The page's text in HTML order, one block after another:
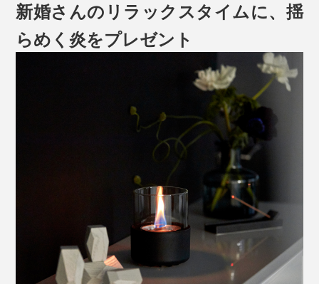
新婚さんのリラックスタイムに、揺
らめく炎をプレゼント